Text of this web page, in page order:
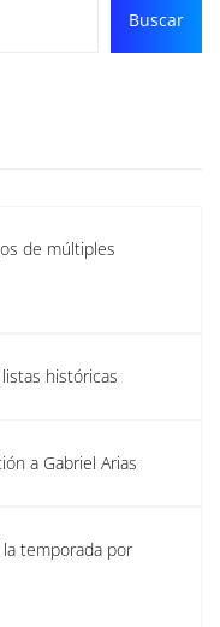
Buscar
de múltiples
históricas
a Gabriel Arias
temporada por